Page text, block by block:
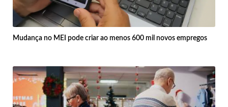
Mudança no MEI pode criar ao menos 600 mil novos empregos